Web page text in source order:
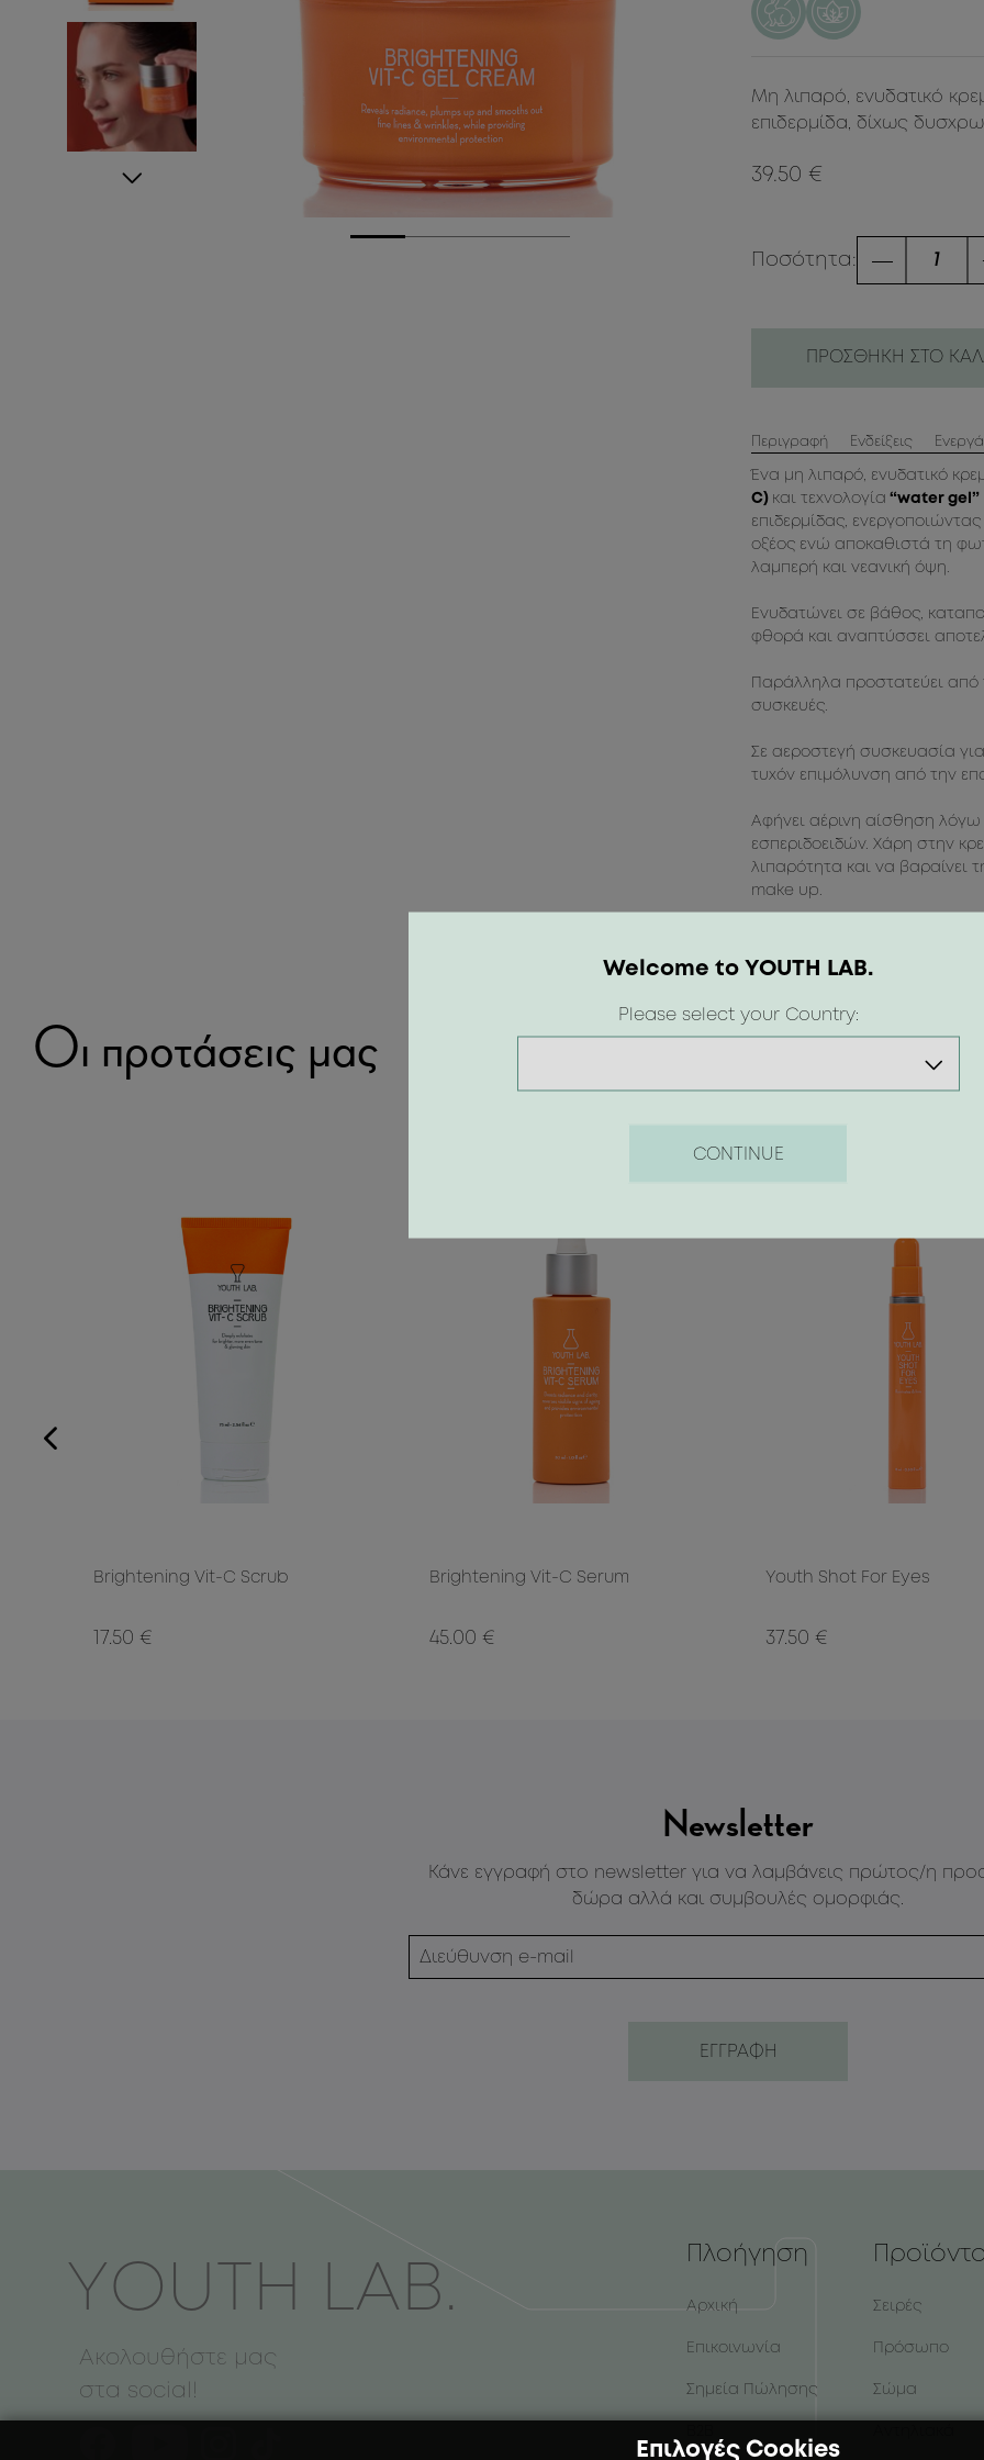
Μη λιπαρό, ενυδατικό
επιδερμίδα, δίχως
39.50 €
Ποσότητα:
ΠΡΟΣΘΗΚΗ ΣΤΟ
Περιγραφή Ενδείξεις
Ένα μη λιπαρό, ενυδατικό
C) και τεχνολογία “water gel”
επιδερμίδας,
οξέος ενώ αποκαθιστά τη
λαμπερή και νεανική όψη.
Ενυδατώνει σε βάθος,
φθορά και αναπτύσσει
Παράλληλα προστατεύει από
συσκευές.
Σε αεροστεγή συσκευασία
τυχόν επιμόλυνση από την
Αφήνει αέρινη αίσθηση λόγω
εσπεριδοειδών. Χάρη στην
λιπαρότητα και να βαραίνει
make up.
Δερματολογικά ελεγμένο –
Οι προτάσεις μας
Brightening Vit-C Scrub
17.50 €
Brightening Vit-C Serum
45.00 €
Youth Shot For Eyes
37.50 €
Welcome to YOUTH LAB.
Please select your Country:
CONTINUE
Newsletter
Κάνε εγγραφή στο newsletter για να λαμβάνεις πρώτος/η
δώρα αλλά και συμβουλές ομορφιάς.
ΥOUTH LAB.
Ακολουθήστε μας
στα social!
Πλοήγηση
Αρχική
Επικοινωνία
Σημεία Πώλησης
Σειρές
Πρόσωπο
Σώμα
Επιλογές Cookies